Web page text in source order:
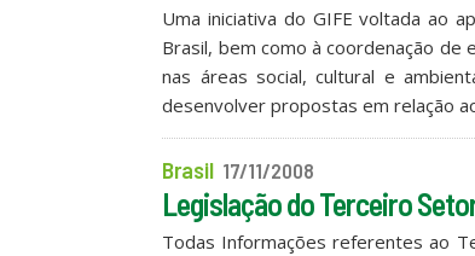
Uma iniciativa do GIFE voltada ao
Brasil, bem como à coordenação
nas áreas social, cultural e
desenvolver propostas em relação
Brasil 17/11/2008
Legislação do Terceiro
Todas Informações referentes ao